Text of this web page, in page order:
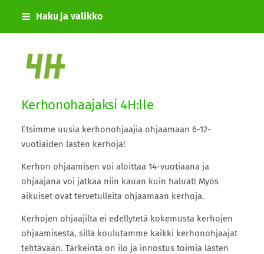
Siirry
Haku ja valikko
Urjalan 4H-yhdistys
Kerhonohaajaksi 4H:lle
Etsimme uusia kerhonohjaajia ohjaamaan 6-12-
vuotiaiden lasten kerhoja!
Kerhon ohjaamisen voi aloittaa 14-vuotiaana ja
ohjaajana voi jatkaa niin kauan kuin haluat! Myös
aikuiset ovat tervetulleita ohjaamaan kerhoja.
Kerhojen ohjaajilta ei edellytetä kokemusta kerhojen
ohjaamisesta, sillä koulutamme kaikki kerhonohjaajat
tehtävään. Tärkeintä on ilo ja innostus toimia lasten